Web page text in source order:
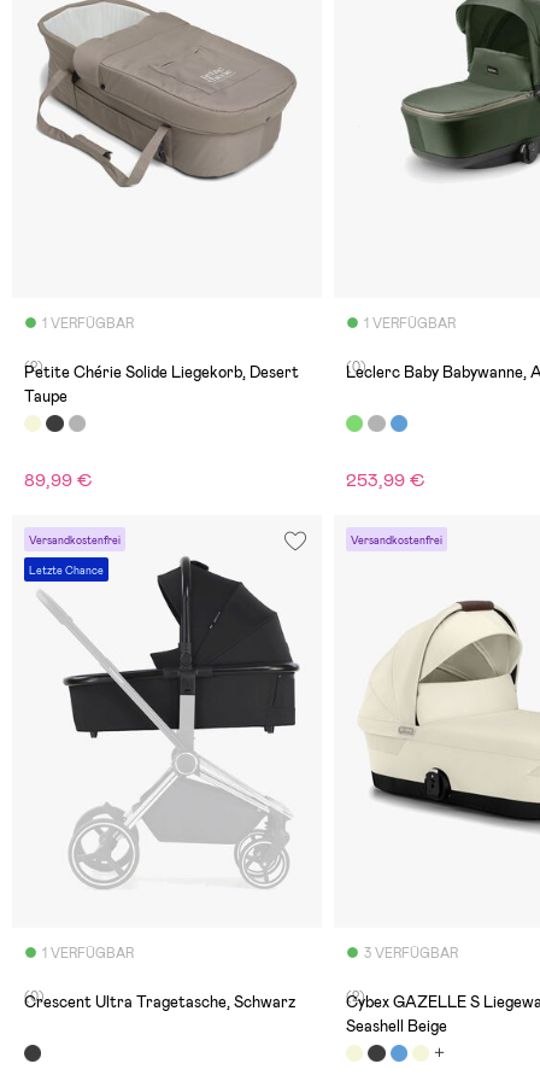
1 VERFÜGBAR
(2)
Petite Chérie Solide Liegekorb, Desert
Taupe
89,99 €
1 VERFÜGBAR
(0)
Leclerc Baby Babywanne,
253,99 €
Versandkostenfrei
Letzte Chance
1 VERFÜGBAR
(0)
Crescent Ultra Tragetasche, Schwarz
Versandkostenfrei
3 VERFÜGBAR
(2)
Cybex GAZELLE S
Seashell Beige